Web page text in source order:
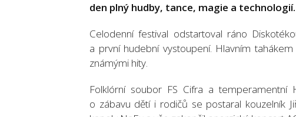
den plný hudby, tance, magie a technologií.
Celodenní festival odstartoval ráno
a první hudební vystoupení. Hlavním
známými hity.
Folklórní soubor FS Cifra a temperamentní
o zábavu dětí i rodičů se postaral kouzelník